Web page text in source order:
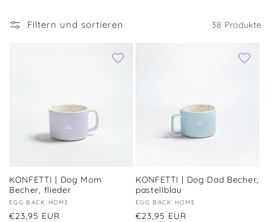
e
:
Filtern und sortieren 38 Produkte
KONFETTI | Dog Mom
Becher, flieder
Anbieter:
EGG BACK HOME
Normaler
€23,95 EUR
KONFETTI | Dog Dad Becher,
pastellblau
Anbieter:
EGG BACK HOME
Normaler
€23,95 EUR